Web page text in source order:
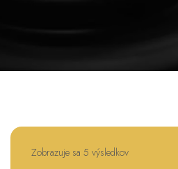
Zobrazuje sa 5 výsledkov